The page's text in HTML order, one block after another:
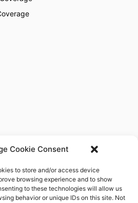
Cookie Consent
to store and/or access device
browsing experience and to show
to these technologies will allow us
behavior or unique IDs on this site. Not